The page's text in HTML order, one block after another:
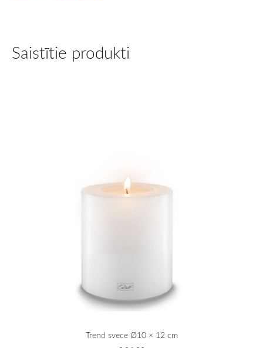
Saistītie produkti
Trend svece Ø10 × 12 cm